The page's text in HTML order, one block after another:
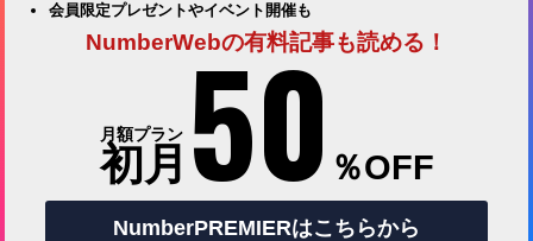
会員限定プレゼントやイベント開催も
NumberWebの有料記事も読める！
月額プラン
初月 50 ％OFF
NumberPREMIERはこちらから